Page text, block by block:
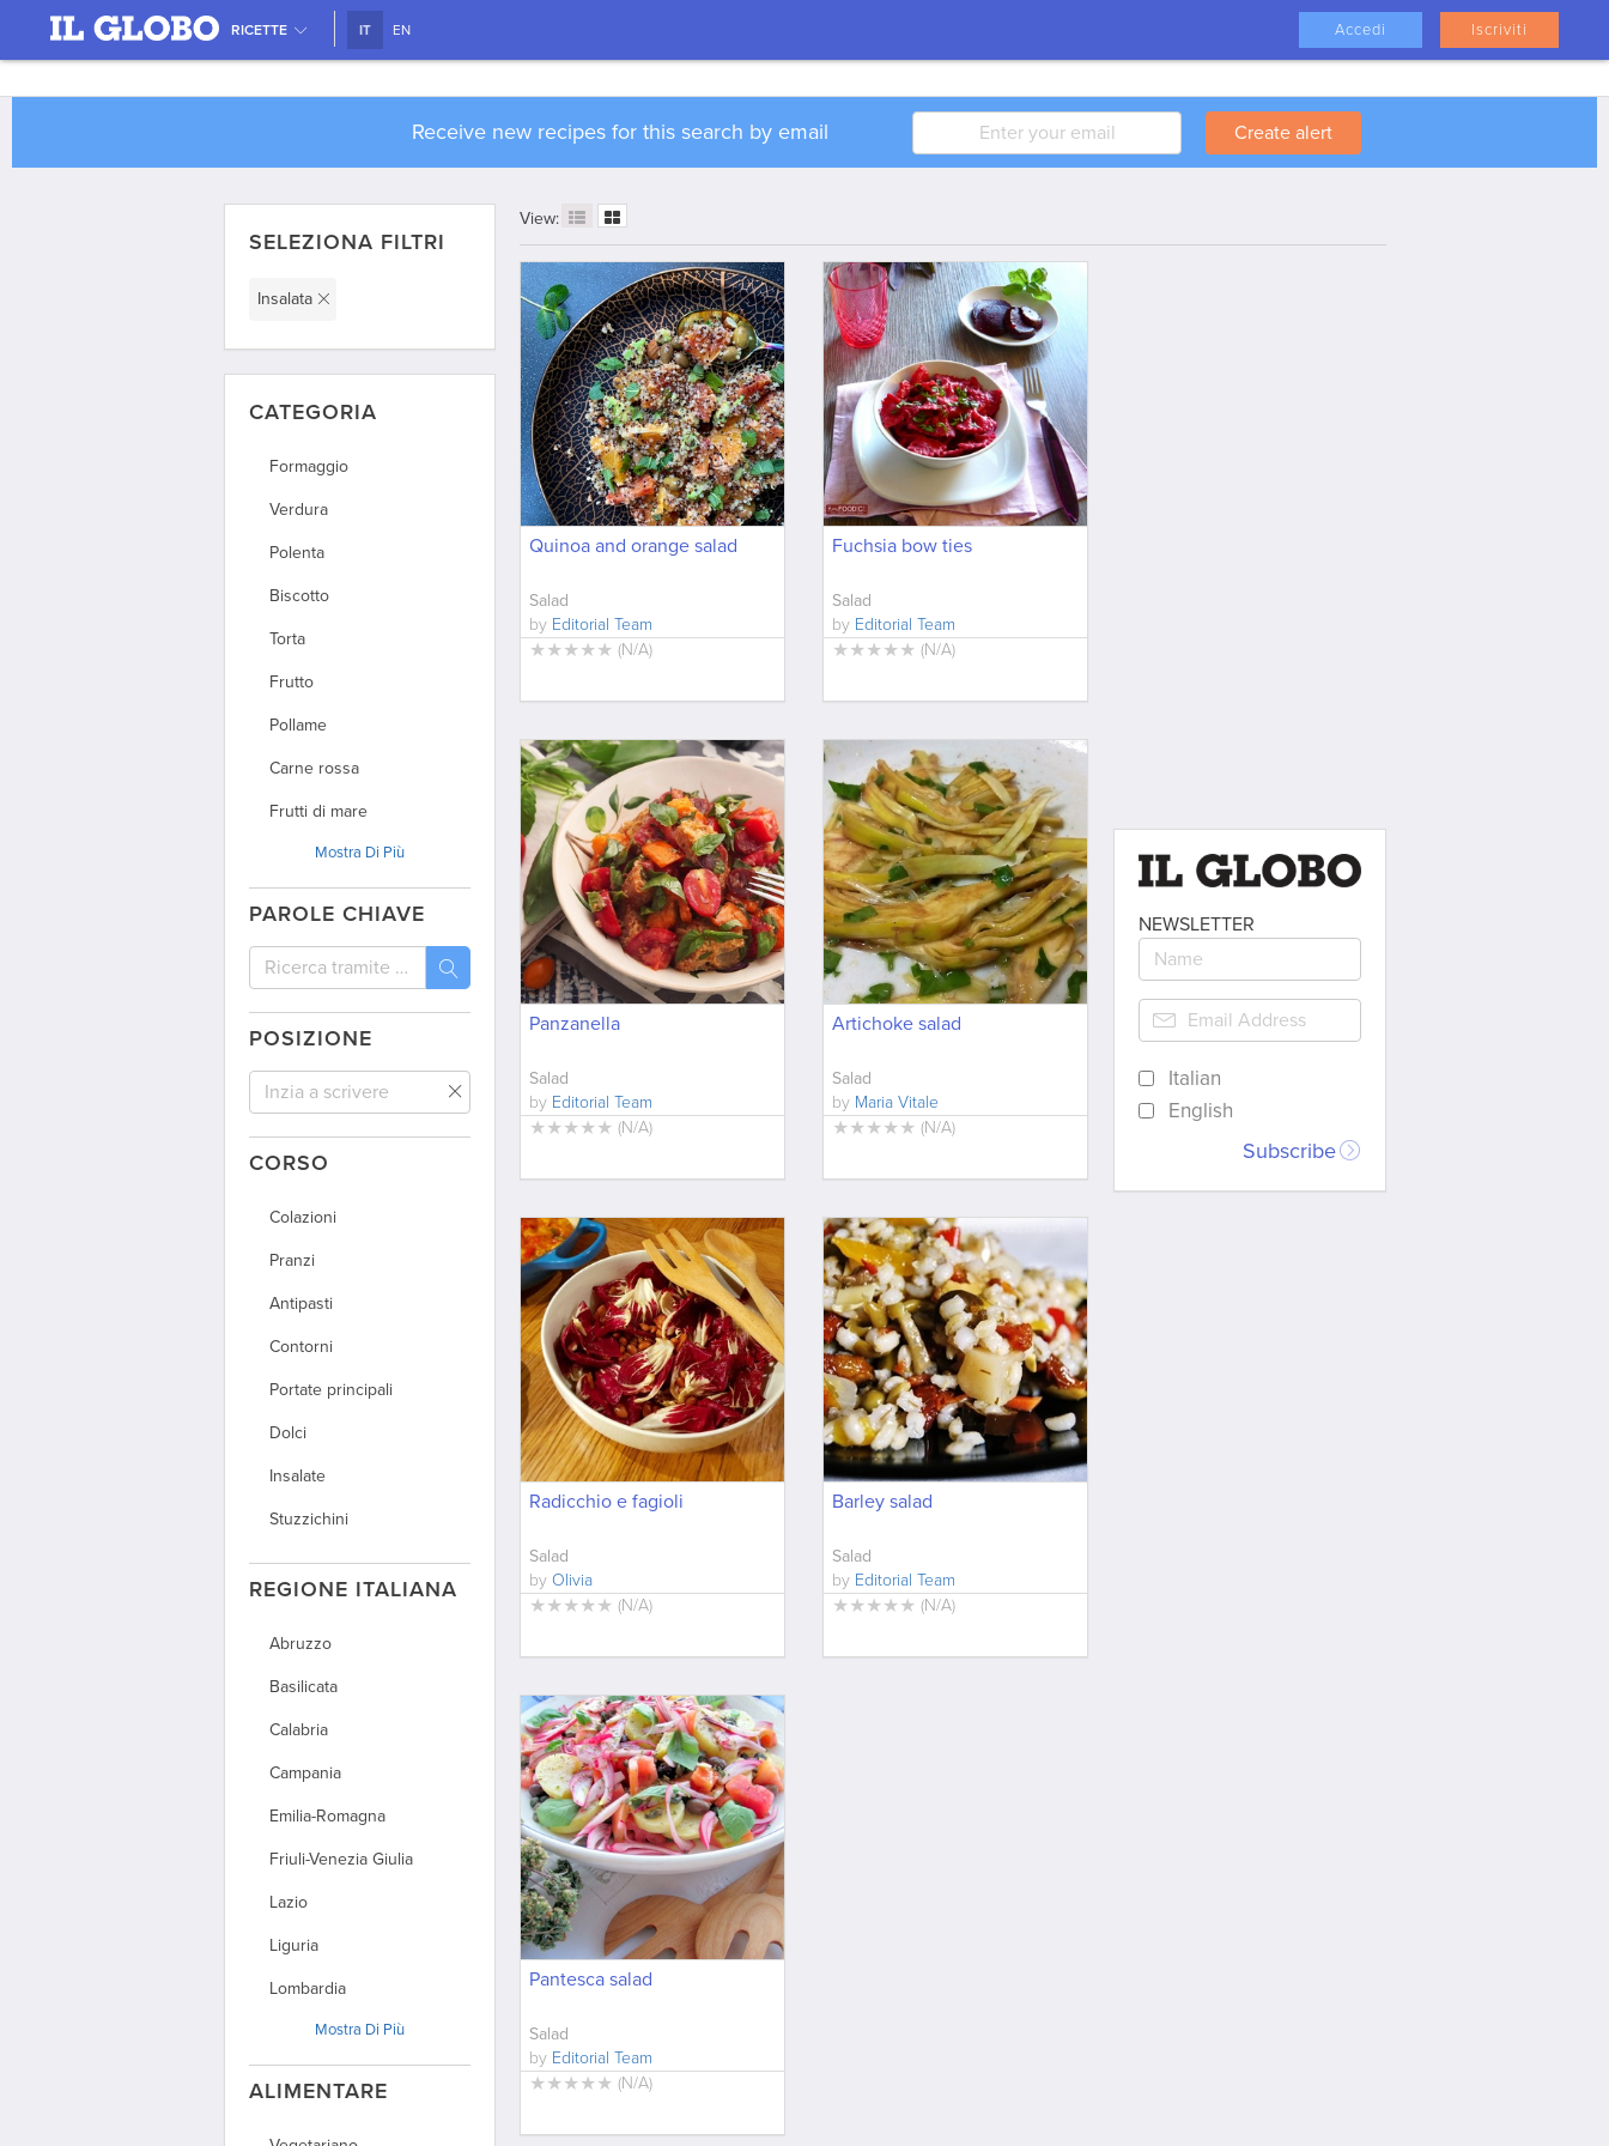
RICETTE IT EN Accedi Iscriviti
Receive new recipes for this search by email Create alert
SELEZIONA FILTRI
Insalata
CATEGORIA
Formaggio
Verdura
Polenta
Biscotto
Torta
Frutto
Pollame
Carne rossa
Frutti di mare
Arrosto
Pasta
Pane
Insalata
Zuppa
Muffin
Mostra Di Più
PAROLE CHIAVE
POSIZIONE
CORSO
Colazioni
Pranzi
Antipasti
Contorni
Portate principali
Dolci
Insalate
Stuzzichini
REGIONE ITALIANA
Abruzzo
Basilicata
Calabria
Campania
Emilia-Romagna
Friuli-Venezia Giulia
Lazio
Liguria
Lombardia
MarcheMostra Di Più
ALIMENTARE
View:
Quinoa and orange salad
Salad
by Editorial Team
★★★★★ (N/A)
Fuchsia bow ties
Salad
by Editorial Team
★★★★★ (N/A)
Panzanella
Salad
by Editorial Team
★★★★★ (N/A)
Artichoke salad
Salad
by Maria Vitale
★★★★★ (N/A)
Radicchio e fagioli
Salad
byOlivia
★★★★★ (N/A)
Barley salad
Salad
by Editorial Team
★★★★★ (N/A)
Pantesca salad
Salad
by Editorial Team
★★★★★ (N/A)
NEWSLETTER
Italian
English
Subscribe